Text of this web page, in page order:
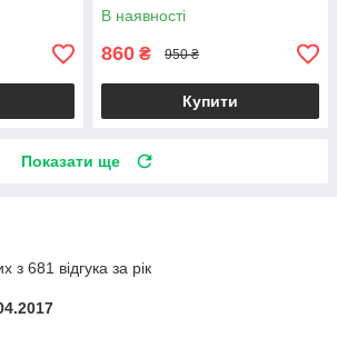
В наявності
860 ₴ 950 ₴
Купити
Показати ще
з 681 відгука за рік